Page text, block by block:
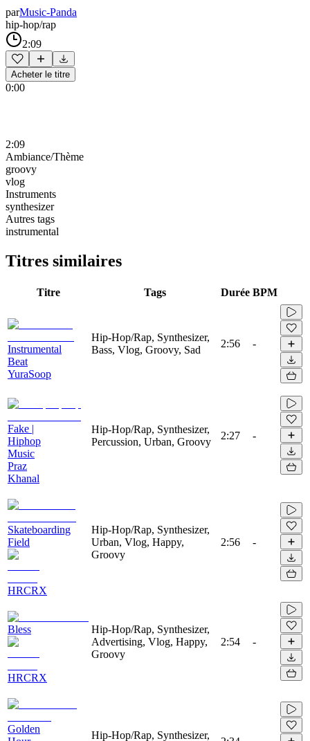
parMusic-Panda
hip-hop/rap
2:09
Acheter le titre
0:00
2:09
Ambiance/Thème
groovy
vlog
Instruments
synthesizer
Autres tags
instrumental
Titres similaires
Titre Tags Durée BPM
Instrumental
Beat
YuraSoop
Hip-Hop/Rap, Synthesizer,
Bass, Vlog, Groovy, Sad
2:56 -
Fake |
Hiphop
Music
Praz
Khanal
Hip-Hop/Rap, Synthesizer,
Percussion, Urban, Groovy
2:27 -
Skateboarding
Field
HRCRX
Hip-Hop/Rap, Synthesizer,
Urban, Vlog, Happy,
Groovy
2:56 -
Bless
HRCRX
Hip-Hop/Rap, Synthesizer,
Advertising, Vlog, Happy,
Groovy
2:54 -
Golden
Hip-Hop/Rap, Synthesizer,